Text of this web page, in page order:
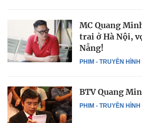
PHIM - TRUYỀN HÌNH
MC Quang
trai ở Hà Nội,
Nẵng!
PHIM - TRUYỀN HÌNH
BTV Quang